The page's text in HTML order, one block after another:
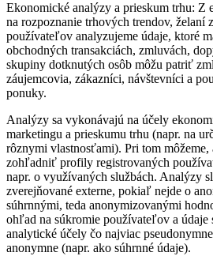
Ekonomické analýzy a prieskum trhu: Z
na rozpoznanie trhových trendov, želaní
používateľov analyzujeme údaje, ktoré
obchodných transakciách, zmluvách,
skupiny dotknutých osôb môžu patriť
záujemcovia, zákazníci, návštevníci a
ponuky.
Analýzy sa vykonávajú na účely
marketingu a prieskumu trhu (napr. na
rôznymi vlastnosťami). Pri tom môžeme,
zohľadniť profily registrovaných
napr. o využívaných službách. Analýzy
zverejňované externe, pokiaľ nejde o
súhrnnými, teda anonymizovanými
ohľad na súkromie používateľov a údaje
analytické účely čo najviac
anonymne (napr. ako súhrnné údaje).